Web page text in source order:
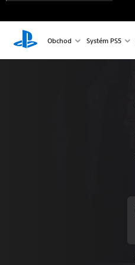
Obchod Systém PS5